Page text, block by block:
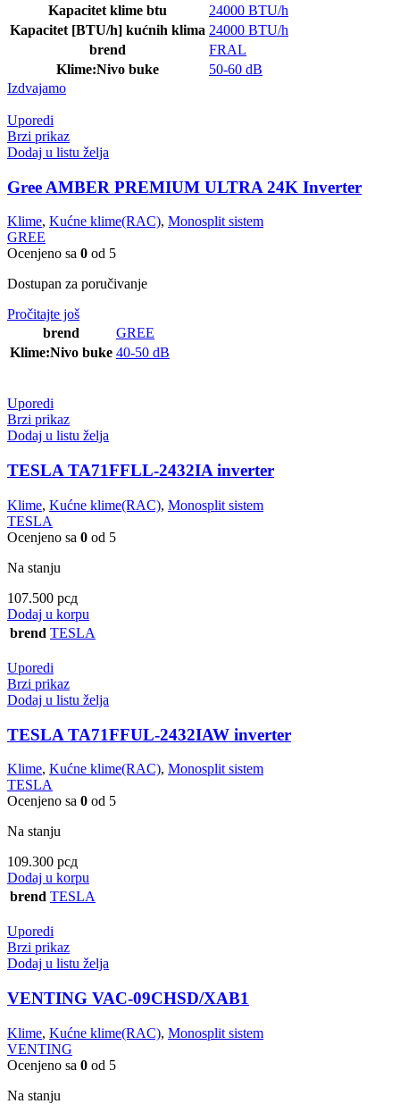
Kapacitet klime btu
24000 BTU/h
Kapacitet [BTU/h] kućnih klima 24000 BTU/h
brend
FRAL
Klime:Nivo buke
50-60 dB
Izdvajamo
Uporedi
Brzi prikaz
Dodaj u listu želja
Gree AMBER PREMIUM ULTRA 24K Inverter
Klime, Kućne klime(RAC), Monosplit sistem
GREE
Ocenjeno sa 0 od 5
Dostupan za poručivanje
Pročitajte još
brend
GREE
Klime:Nivo buke 40-50 dB
Uporedi
Brzi prikaz
Dodaj u listu želja
TESLA TA71FFLL-2432IA inverter
Klime, Kućne klime(RAC), Monosplit sistem
TESLA
Ocenjeno sa 0 od 5
Na stanju
107.500 рсд
Dodaj u korpu
brend TESLA
Uporedi
Brzi prikaz
Dodaj u listu želja
TESLA TA71FFUL-2432IAW inverter
Klime, Kućne klime(RAC), Monosplit sistem
TESLA
Ocenjeno sa 0 od 5
Na stanju
109.300 рсд
Dodaj u korpu
brend TESLA
Uporedi
Brzi prikaz
Dodaj u listu želja
VENTING VAC-09CHSD/XAB1
Klime, Kućne klime(RAC), Monosplit sistem
VENTING
Ocenjeno sa 0 od 5
Na stanju